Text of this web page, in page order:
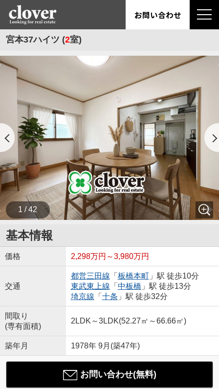
お問い合わせ
宮本37ハイツ (2室)
1 / 42
基本情報
価格 2,298万円～3,980万円
交通
都営三田線 「 板橋本町」駅 徒歩10分
東武東上線 「 中板橋 」駅 徒歩13分
埼京線 「 十条 」駅 徒歩32分
間取り
(専有面積)
2LDK～3LDK(52.27㎡～66.66㎡)
築年月 1978年 9月(築47年)
お問い合わせ(無料)